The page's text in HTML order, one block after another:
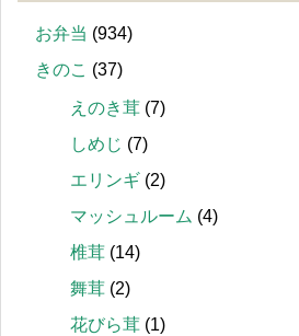
お弁当 (934)
きのこ (37)
えのき茸 (7)
しめじ (7)
エリンギ (2)
マッシュルーム (4)
椎茸 (14)
舞茸 (2)
花びら茸 (1)